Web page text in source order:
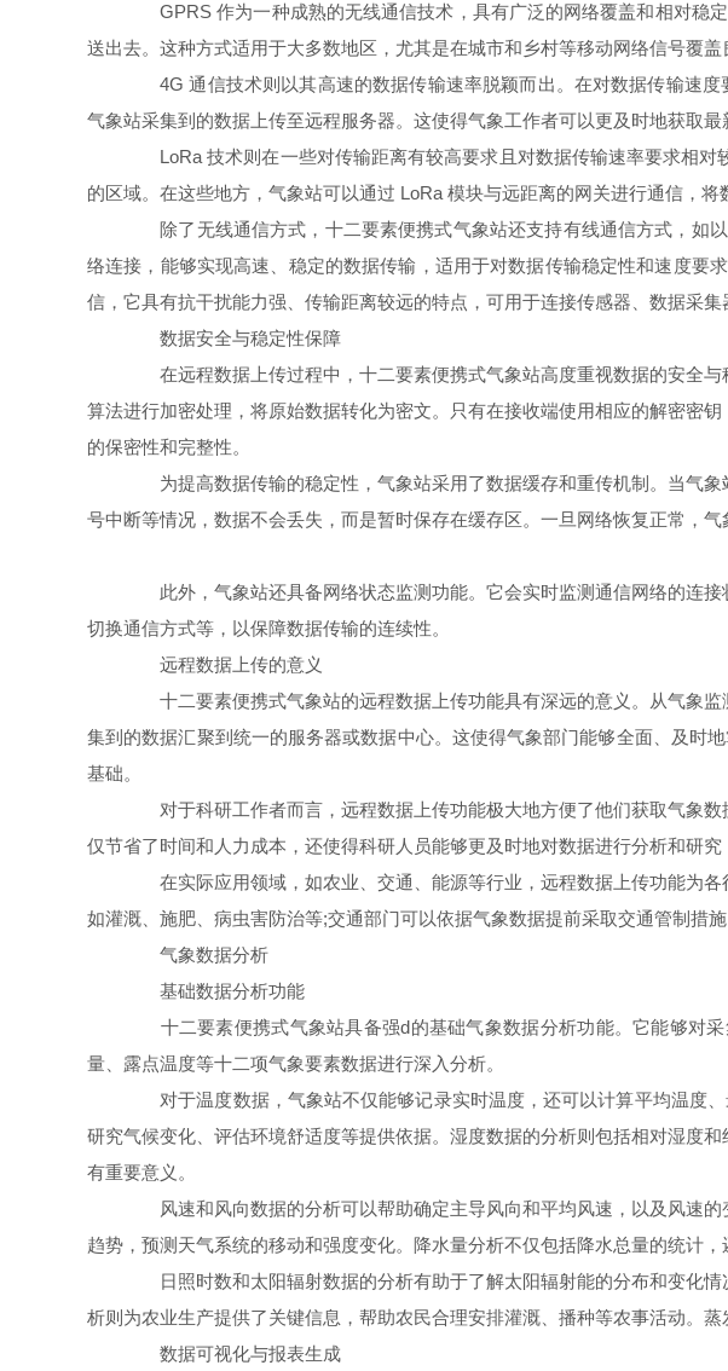
GPRS 作为一种成熟的无线通信技术，具有广泛的网络覆盖和相对稳
送出去。这种方式适用于大多数地区，尤其是在城市和乡村等移动网络信号覆盖
4G 通信技术则以其高速的数据传输速率脱颖而出。在对数据传输速度
气象站采集到的数据上传至远程服务器。这使得气象工作者可以更及时地获取
LoRa 技术则在一些对传输距离有较高要求且对数据传输速率要求相对
的区域。在这些地方，气象站可以通过 LoRa 模块与远距离的网关进行通信，
除了无线通信方式，十二要素便携式气象站还支持有线通信方式，如以
络连接，能够实现高速、稳定的数据传输，适用于对数据传输稳定性和速度要
信，它具有抗干扰能力强、传输距离较远的特点，可用于连接传感器、数据采
数据安全与稳定性保障
在远程数据上传过程中，十二要素便携式气象站高度重视数据的安全与
算法进行加密处理，将原始数据转化为密文。只有在接收端使用相应的解密密
的保密性和完整性。
为提高数据传输的稳定性，气象站采用了数据缓存和重传机制。当气象
号中断等情况，数据不会丢失，而是暂时保存在缓存区。一旦网络恢复正常，
此外，气象站还具备网络状态监测功能。它会实时监测通信网络的连接
切换通信方式等，以保障数据传输的连续性。
远程数据上传的意义
十二要素便携式气象站的远程数据上传功能具有深远的意义。从气象监
集到的数据汇聚到统一的服务器或数据中心。这使得气象部门能够全面、及时
基础。
对于科研工作者而言，远程数据上传功能极大地方便了他们获取气象数
仅节省了时间和人力成本，还使得科研人员能够更及时地对数据进行分析和研究
在实际应用领域，如农业、交通、能源等行业，远程数据上传功能为各
如灌溉、施肥、病虫害防治等;交通部门可以依据气象数据提前采取交通管制措
气象数据分析
基础数据分析功能
十二要素便携式气象站具备强d的基础气象数据分析功能。它能够对采
量、露点温度等十二项气象要素数据进行深入分析。
对于温度数据，气象站不仅能够记录实时温度，还可以计算平均温度、
研究气候变化、评估环境舒适度等提供依据。湿度数据的分析则包括相对湿度
有重要意义。
风速和风向数据的分析可以帮助确定主导风向和平均风速，以及风速的
趋势，预测天气系统的移动和强度变化。降水量分析不仅包括降水总量的统计
日照时数和太阳辐射数据的分析有助于了解太阳辐射能的分布和变化情
析则为农业生产提供了关键信息，帮助农民合理安排灌溉、播种等农事活动。
数据可视化与报表生成